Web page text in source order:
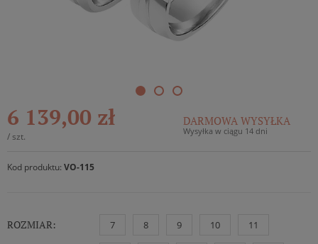
6 139,00 zł
/ szt.
DARMOWA WYSYŁKA
Wysyłka w ciągu 14 dni
Kod produktu: VO-115
ROZMIAR: 7 8 9 10 11